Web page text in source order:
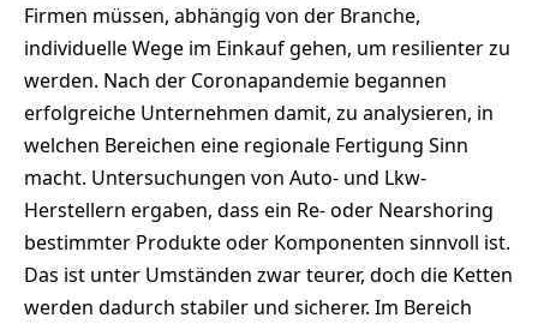
Firmen müssen, abhängig von der Branche,
individuelle Wege im Einkauf gehen, um resilienter zu
werden. Nach der Coronapandemie begannen
erfolgreiche Unternehmen damit, zu analysieren, in
welchen Bereichen eine regionale Fertigung Sinn
macht. Untersuchungen von Auto- und Lkw-
Herstellern ergaben, dass ein Re- oder Nearshoring
bestimmter Produkte oder Komponenten sinnvoll ist.
Das ist unter Umständen zwar teurer, doch die Ketten
werden dadurch stabiler und sicherer. Im Bereich